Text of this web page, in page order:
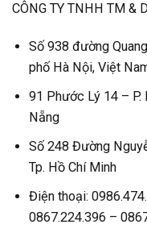
CÔNG TY TNHH TM &
Số 938 đường
phố Hà Nội, Việt
91 Phước Lý 14 – P.
Nẵng
Số 248 Đường
Tp. Hồ Chí Minh
Điện thoại:
0867.224.396 –